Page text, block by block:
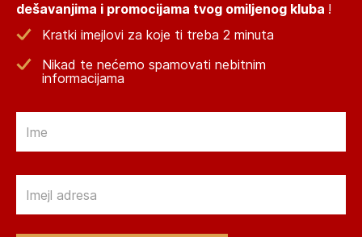
dešavanjima i promocijama tvog omiljenog kluba !
Kratki imejlovi za koje ti treba 2 minuta
Nikad te nećemo spamovati nebitnim
informacijama